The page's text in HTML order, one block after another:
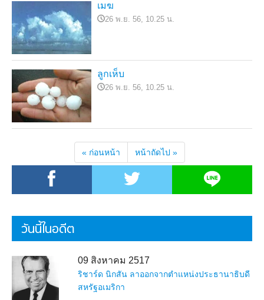
เมฆ
26 พ.ย. 56, 10.25 น.
ลูกเห็บ
26 พ.ย. 56, 10.25 น.
« ก่อนหน้า หน้าถัดไป »
วันนี้ในอดีต
09 สิงหาคม 2517
ริชาร์ด นิกสัน ลาออกจากตำแหน่งประธานาธิบดี
สหรัฐอเมริกา